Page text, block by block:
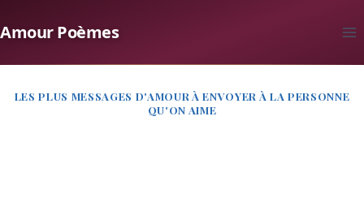
au
Amour Poèmes
LES PLUS MESSAGES D'AMOUR À ENVOYER À LA PERSONNE
QU'ON AIME